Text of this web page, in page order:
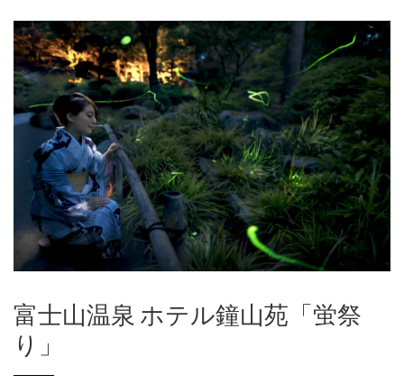
富士山温泉 ホテル鐘山苑「蛍祭
り」